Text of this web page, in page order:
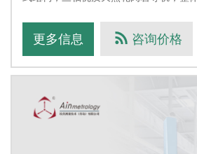
配/定制服务可根据客户要求进行外观的
样式，颜色搭配及专属
更多信息 咨询价格